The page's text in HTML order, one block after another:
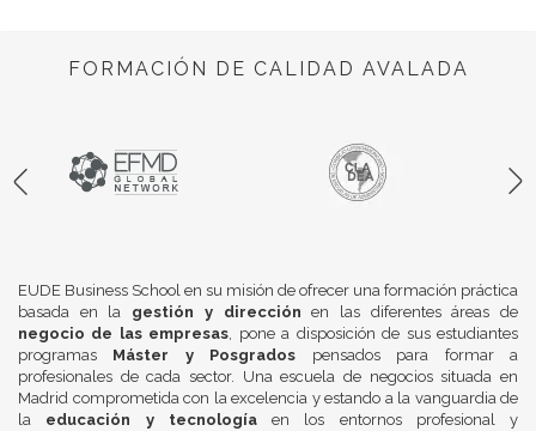
FORMACIÓN DE CALIDAD AVALADA
EUDE Business School en su misión de ofrecer una formación práctica
basada en la gestión y dirección en las diferentes áreas de
negocio de las empresas, pone a disposición de sus estudiantes
programas Máster y Posgrados pensados para formar a
profesionales de cada sector. Una escuela de negocios situada en
Madrid comprometida con la excelencia y estando a la vanguardia de
la educación y tecnologíaen los entornos profesional y